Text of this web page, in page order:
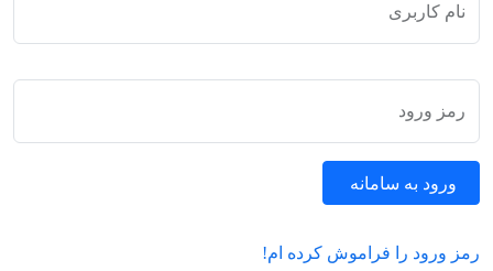
نام کاربری
رمز ورود
ورود به سامانه
رمز ورود را فراموش کرده ام!